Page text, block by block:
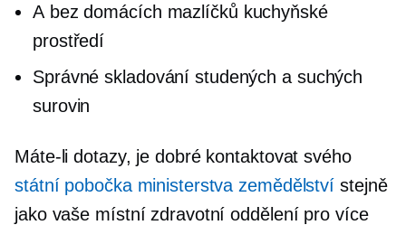
A bez domácích mazlíčků kuchyňské
prostředí
Správné skladování studených a suchých
surovin
Máte-li dotazy, je dobré kontaktovat svého
státní pobočka ministerstva zemědělství stejně
jako vaše místní zdravotní oddělení pro více